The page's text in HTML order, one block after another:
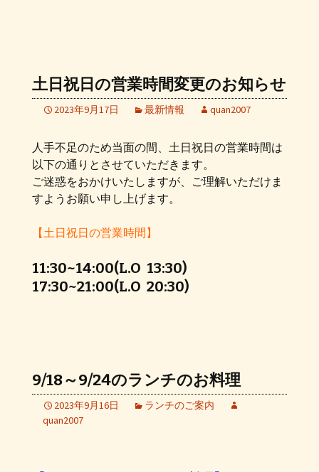
土日祝日の営業時間変更のお知らせ
2023年9月17日 最新情報 quan2007
人手不足のため当面の間、土日祝日の営業時間は
以下の通りとさせていただきます。
ご迷惑をおかけいたしますが、ご理解いただけま
すようお願い申し上げます。
【土日祝日の営業時間】
11:30~14:00(L.O 13:30)
17:30~21:00(L.O 20:30)
9/18～9/24のランチのお料理
2023年9月16日
ランチのご案内
quan2007